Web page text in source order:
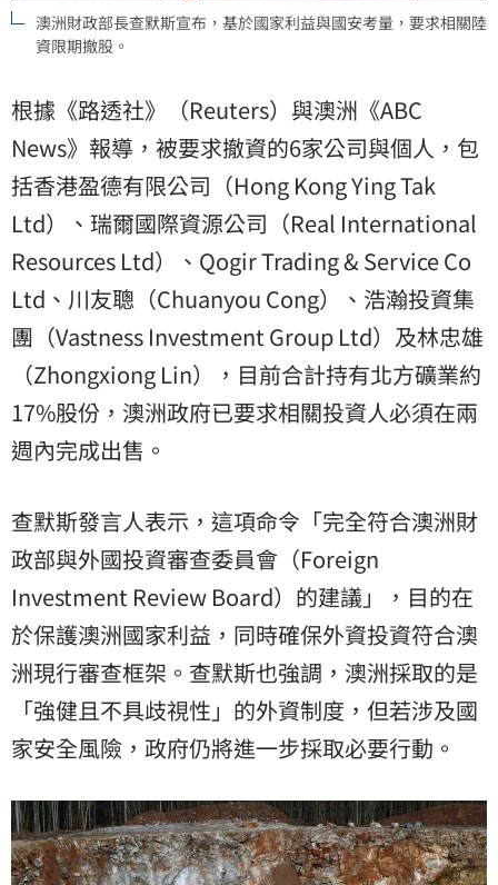
澳洲財政部長查默斯宣布，基於國家利益與國安考量，要求相關陸
資限期撤股。
根據《路透社》（Reuters）與澳洲《ABC
News》報導，被要求撤資的6家公司與個人，包
括香港盈德有限公司（Hong Kong Ying Tak
Ltd）、瑞爾國際資源公司（Real International
Resources Ltd）、Qogir Trading & Service Co
Ltd、川友聰（Chuanyou Cong）、浩瀚投資集
團（Vastness Investment Group Ltd）及林忠雄
（Zhongxiong Lin），目前合計持有北方礦業約
17%股份，澳洲政府已要求相關投資人必須在兩
週內完成出售。
查默斯發言人表示，這項命令「完全符合澳洲財
政部與外國投資審查委員會（Foreign
Investment Review Board）的建議」，目的在
於保護澳洲國家利益，同時確保外資投資符合澳
洲現行審查框架。查默斯也強調，澳洲採取的是
「強健且不具歧視性」的外資制度，但若涉及國
家安全風險，政府仍將進一步採取必要行動。